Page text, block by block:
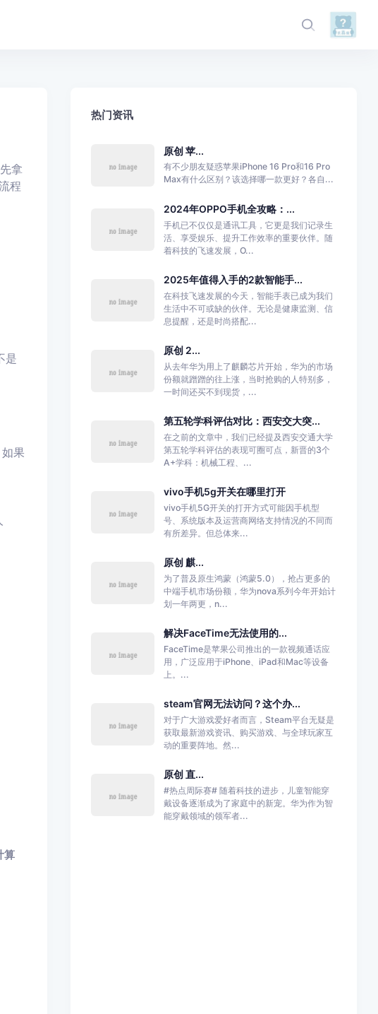
拿
程
是
果
算
热门资讯
原创 苹...
有不少朋友疑惑苹果iPhone 16 Pro和16 Pro
Max有什么区别？该选择哪一款更好？各自...
2024年OPPO手机全攻略：...
手机已不仅仅是通讯工具，它更是我们记录生
活、享受娱乐、提升工作效率的重要伙伴。随
着科技的飞速发展，O...
2025年值得入手的2款智能手...
在科技飞速发展的今天，智能手表已成为我们
生活中不可或缺的伙伴。无论是健康监测、信
息提醒，还是时尚搭配...
原创 2...
从去年华为用上了麒麟芯片开始，华为的市场
份额就蹭蹭的往上涨，当时抢购的人特别多，
一时间还买不到现货，...
第五轮学科评估对比：西安交大突...
在之前的文章中，我们已经提及西安交通大学
第五轮学科评估的表现可圈可点，新晋的3个
A+学科：机械工程、...
vivo手机5g开关在哪里打开
vivo手机5G开关的打开方式可能因手机型
号、系统版本及运营商网络支持情况的不同而
有所差异。但总体来...
原创 麒...
为了普及原生鸿蒙（鸿蒙5.0），抢占更多的
中端手机市场份额，华为nova系列今年开始计
划一年两更，n...
解决FaceTime无法使用的...
FaceTime是苹果公司推出的一款视频通话应
用，广泛应用于iPhone、iPad和Mac等设备
上。...
steam官网无法访问？这个办...
对于广大游戏爱好者而言，Steam平台无疑是
获取最新游戏资讯、购买游戏、与全球玩家互
动的重要阵地。然...
原创 直...
#热点周际赛# 随着科技的进步，儿童智能穿
戴设备逐渐成为了家庭中的新宠。华为作为智
能穿戴领域的领军者...